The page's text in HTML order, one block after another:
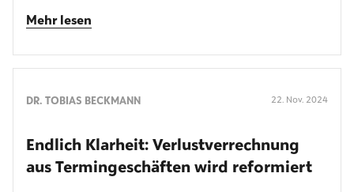
Mehr lesen
DR. TOBIAS BECKMANN 22. Nov. 2024
Endlich Klarheit: Verlust­verrechnung
aus Termin­geschäften wird reformiert